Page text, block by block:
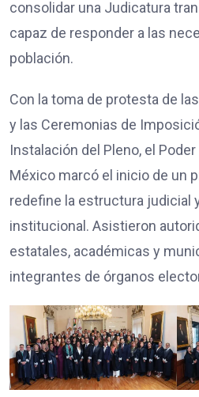
consolidar una Judicatura
capaz de responder a las
población.
Con la toma de protesta de
y las Ceremonias de
Instalación del Pleno, el
México marcó el inicio de un
redefine la estructura judicial
institucional. Asistieron
estatales, académicas y
integrantes de órganos